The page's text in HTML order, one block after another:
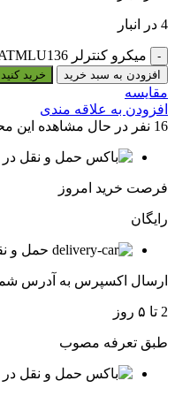
4 در انبار
میکرو کنترلر ATMLU136 عدد
افزودن به سبد خرید خرید کنید
مقایسه
افزودن به علاقه مندی
16 نفر در حال مشاهده این
فرصت خرید امروز
رایگان
حمل و
ارسال اکسپرس به آدرس
2 تا ۵ روز
طبق تعرفه مصوب